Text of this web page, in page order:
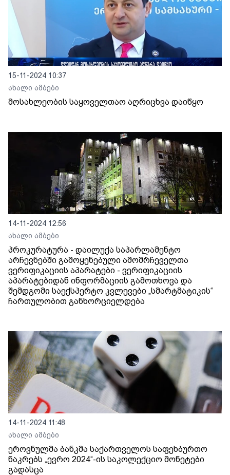
15-11-2024 10:37
ახალი ამბები
მოსახლეობის საყოველთაო აღრიცხვა დაიწყო
14-11-2024 12:56
ახალი ამბები
პროკურატურა - დაილუქა საპარლამენტო
არჩევნებში გამოყენებული ამომრჩეველთა
ვერიფიკაციის აპარატები - ვერიფიკაციის
აპარატებიდან ინფორმაციის გამოთხოვა და
შემდგომი საექსპერტო კვლევები „სმარტმატიკის“
ჩართულობით განხორციელდება
14-11-2024 11:48
ახალი ამბები
ეროვნულმა ბანკმა საქართველოს საფეხბურთო
ნაკრებს „ევრო 2024“-ის საკოლექციო მონეტები
გადასცა